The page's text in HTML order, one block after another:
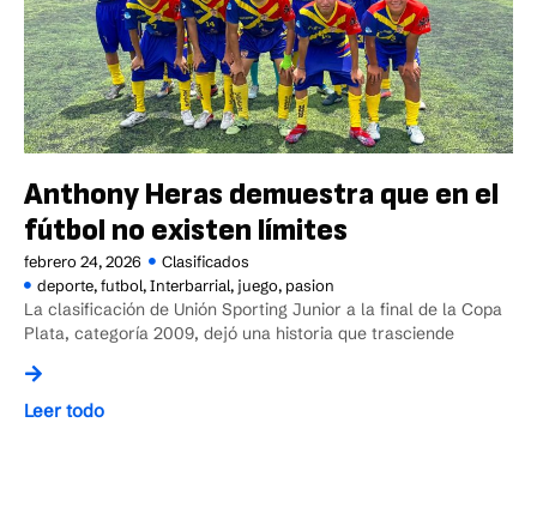
Anthony Heras demuestra que en el
fútbol no existen límites
febrero 24, 2026
Clasificados
deporte,futbol,Interbarrial, juego, pasion
La clasificación de Unión Sporting Junior a la final de la Copa
Plata, categoría 2009, dejó una historia que trasciende
Leer todo